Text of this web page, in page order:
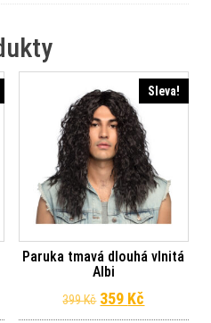
byla: 299 Kč.
cena je: 269 Kč.
Sleva!
Paruka tmavá dlouhá vlnitá
Albi
399Kč Původní cena
359 Kč